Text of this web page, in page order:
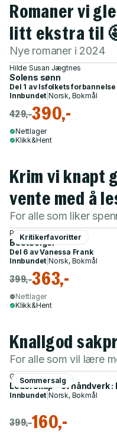
Romaner vi
litt ekstra til
Nye romaner i 2024
Hilde Susan Jægtnes
Solens sønn
Del 1 av Isfolkets forbannelse
Innbundet |Norsk, Bokmål
429,-390,-
Nettlager
Klikk&Hent
Krim vi knapt
vente med å
For alle som liker
Kritikerfavoritter
Pascal Engman
Bestselger
Del 6 avVanessa Frank
Innbundet |Norsk, Bokmål
399,-363,-
Nettlager
Klikk&Hent
Knallgod
For alle som vil lære
Sommersalg
Geir Aker
Lederskap - et håndverk
Innbundet |Norsk, Bokmål
399,-160,-